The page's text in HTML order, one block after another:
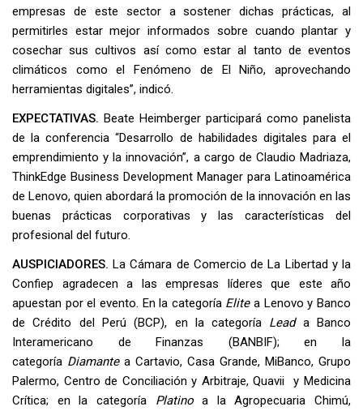
empresas de este sector a sostener dichas prácticas, al
permitirles estar mejor informados sobre cuando plantar y
cosechar sus cultivos así como estar al tanto de eventos
climáticos como el Fenómeno de El Niño, aprovechando
herramientas digitales”, indicó.
EXPECTATIVAS. Beate Heimberger participará como panelista
de la conferencia “Desarrollo de habilidades digitales para el
emprendimiento y la innovación”, a cargo de Claudio Madriaza,
ThinkEdge Business Development Manager para Latinoamérica
de Lenovo, quien abordará la promoción de la innovación en las
buenas prácticas corporativas y las características del
profesional del futuro.
AUSPICIADORES. La Cámara de Comercio de La Libertad y la
Confiep agradecen a las empresas líderes que este año
apuestan por el evento. En la categoría Elitea Lenovo y Banco
de Crédito del Perú (BCP), en la categoría Lead a Banco
Interamericano de Finanzas (BANBIF); en la
categoría Diamantea Cartavio, Casa Grande, MiBanco, Grupo
Palermo, Centro de Conciliación y Arbitraje, Quavii y Medicina
Crítica; en la categoría Platinoa la Agropecuaria Chimú,